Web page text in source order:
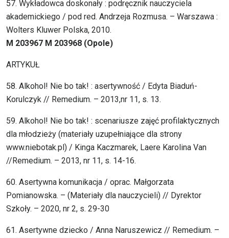
57. Wykładowca doskonały : podręcznik nauczyciela
akademickiego / pod red. Andrzeja Rozmusa. – Warszawa :
Wolters Kluwer Polska, 2010.
M 203967 M 203968 (Opole)
ARTYKUŁ
58. Alkohol! Nie bo tak! : asertywność / Edyta Biaduń-
Korulczyk // Remedium. – 2013,nr 11, s. 13.
59. Alkohol! Nie bo tak! : scenariusze zajęć profilaktycznych
dla młodzieży (materiały uzupełniające dla strony
www.niebotak.pl) / Kinga Kaczmarek, Laere Karolina Van
//Remedium. – 2013, nr 11, s. 14-16.
60. Asertywna komunikacja / oprac. Małgorzata
Pomianowska. – (Materiały dla nauczycieli) // Dyrektor
Szkoły. – 2020, nr 2, s. 29-30
61. Asertywne dziecko / Anna Naruszewicz // Remedium. –